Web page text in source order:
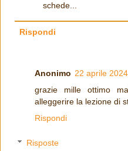
schede...
Rispondi
Anonimo 22 aprile
grazie mille ottimo
alleggerire la lezione di
Rispondi
Risposte